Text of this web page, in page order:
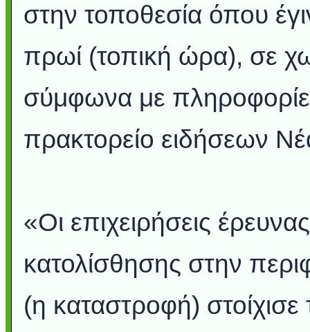
στην τοποθεσία όπου
πρωί (τοπική ώρα), σε
σύμφωνα με
πρακτορείο ειδήσεων
«Οι επιχειρήσεις
κατολίσθησης στην
(η καταστροφή)